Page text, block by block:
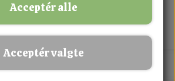
KØB 3 BETAL FOR 2
Acceptér alle
Acceptér valgte